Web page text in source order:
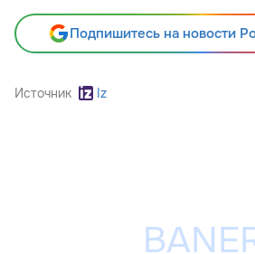
Подпишитесь на новости
Источник Iz